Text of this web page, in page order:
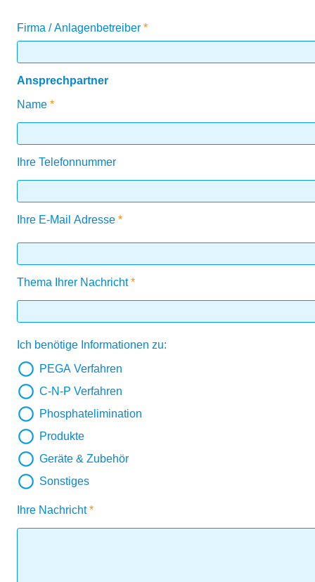
Firma / Anlagenbetreiber
Ansprechpartner
Name
Ihre Telefonnummer
Ihre E-Mail Adresse
Thema Ihrer Nachricht
Ich benötige Informationen zu:
PEGA Verfahren
C-N-P Verfahren
Phosphatelimination
Produkte
Geräte & Zubehör
Sonstiges
Ihre Nachricht